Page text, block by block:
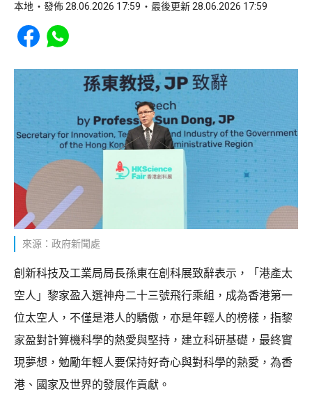
本地 發佈 28.06.2026 17:59 最後更新 28.06.2026 17:59
Share to Facebook
Share to WhatsApp
來源：政府新聞處
創新科技及工業局局長孫東在創科展致辭表示，「港產太
空人」黎家盈入選神舟二十三號飛行乘組，成為香港第一
位太空人，不僅是港人的驕傲，亦是年輕人的榜樣，指黎
家盈對計算機科學的熱愛與堅持，建立科研基礎，最終實
現夢想，勉勵年輕人要保持好奇心與對科學的熱愛，為香
港、國家及世界的發展作貢獻。